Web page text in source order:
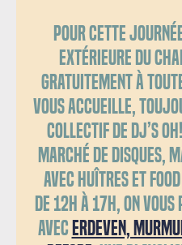
Pour cette
extérieure du
gratuitement à
vous accueille,
collectif de dj’s
marché de
avec huîtres et
De 12h à 17h, on vous
avecErdeven,